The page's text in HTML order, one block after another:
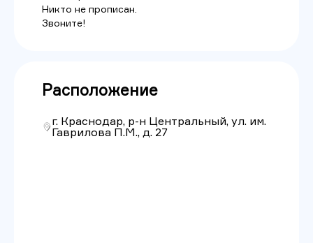
Никто не прописан.
Звоните!
Расположение
г. Краснодар, р-н Центральный, ул. им.
Гаврилова П.М., д. 27